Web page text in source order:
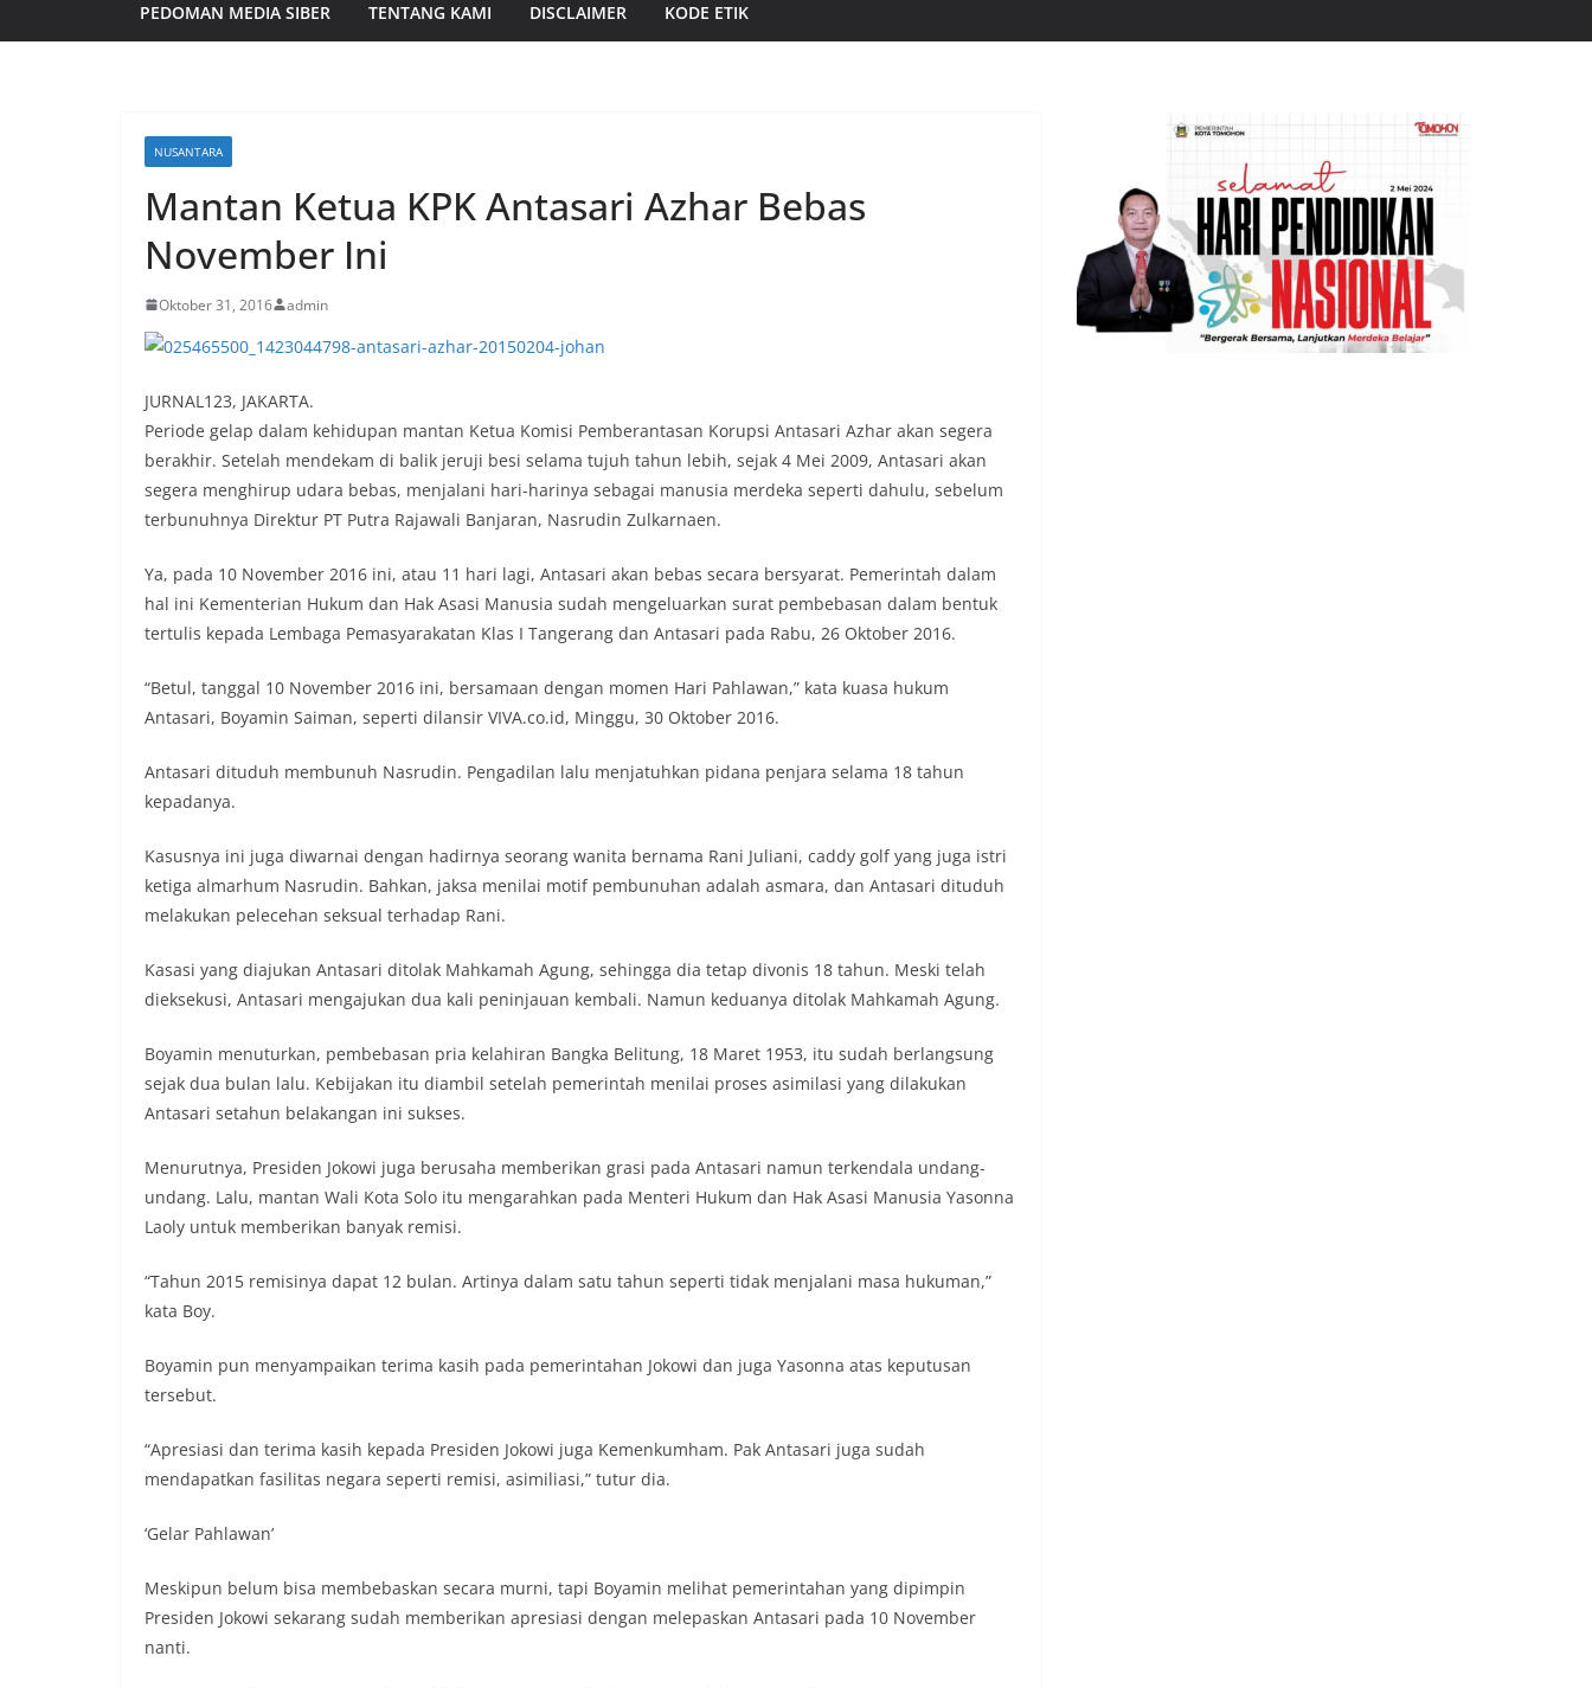
PEDOMAN MEDIA SIBER TENTANG KAMI DISCLAIMER KODE ETIK
NUSANTARA
Mantan Ketua KPK Antasari Azhar Bebas
November Ini
Oktober 31, 2016 admin
JURNAL123, JAKARTA.
Periode gelap dalam kehidupan mantan Ketua Komisi Pemberantasan Korupsi Antasari Azhar akan segera
berakhir. Setelah mendekam di balik jeruji besi selama tujuh tahun lebih, sejak 4 Mei 2009, Antasari akan
segera menghirup udara bebas, menjalani hari-harinya sebagai manusia merdeka seperti dahulu, sebelum
terbunuhnya Direktur PT Putra Rajawali Banjaran, Nasrudin Zulkarnaen.
Ya, pada 10 November 2016 ini, atau 11 hari lagi, Antasari akan bebas secara bersyarat. Pemerintah dalam
hal ini Kementerian Hukum dan Hak Asasi Manusia sudah mengeluarkan surat pembebasan dalam bentuk
tertulis kepada Lembaga Pemasyarakatan Klas I Tangerang dan Antasari pada Rabu, 26 Oktober 2016.
“Betul, tanggal 10 November 2016 ini, bersamaan dengan momen Hari Pahlawan,” kata kuasa hukum
Antasari, Boyamin Saiman, seperti dilansir VIVA.co.id, Minggu, 30 Oktober 2016.
Antasari dituduh membunuh Nasrudin. Pengadilan lalu menjatuhkan pidana penjara selama 18 tahun
kepadanya.
Kasusnya ini juga diwarnai dengan hadirnya seorang wanita bernama Rani Juliani, caddy golf yang juga istri
ketiga almarhum Nasrudin. Bahkan, jaksa menilai motif pembunuhan adalah asmara, dan Antasari dituduh
melakukan pelecehan seksual terhadap Rani.
Kasasi yang diajukan Antasari ditolak Mahkamah Agung, sehingga dia tetap divonis 18 tahun. Meski telah
dieksekusi, Antasari mengajukan dua kali peninjauan kembali. Namun keduanya ditolak Mahkamah Agung.
Boyamin menuturkan, pembebasan pria kelahiran Bangka Belitung, 18 Maret 1953, itu sudah berlangsung
sejak dua bulan lalu. Kebijakan itu diambil setelah pemerintah menilai proses asimilasi yang dilakukan
Antasari setahun belakangan ini sukses.
Menurutnya, Presiden Jokowi juga berusaha memberikan grasi pada Antasari namun terkendala undang-
undang. Lalu, mantan Wali Kota Solo itu mengarahkan pada Menteri Hukum dan Hak Asasi Manusia Yasonna
Laoly untuk memberikan banyak remisi.
“Tahun 2015 remisinya dapat 12 bulan. Artinya dalam satu tahun seperti tidak menjalani masa hukuman,”
kata Boy.
Boyamin pun menyampaikan terima kasih pada pemerintahan Jokowi dan juga Yasonna atas keputusan
tersebut.
“Apresiasi dan terima kasih kepada Presiden Jokowi juga Kemenkumham. Pak Antasari juga sudah
mendapatkan fasilitas negara seperti remisi, asimiliasi,” tutur dia.
‘Gelar Pahlawan’
Meskipun belum bisa membebaskan secara murni, tapi Boyamin melihat pemerintahan yang dipimpin
Presiden Jokowi sekarang sudah memberikan apresiasi dengan melepaskan Antasari pada 10 November
nanti.